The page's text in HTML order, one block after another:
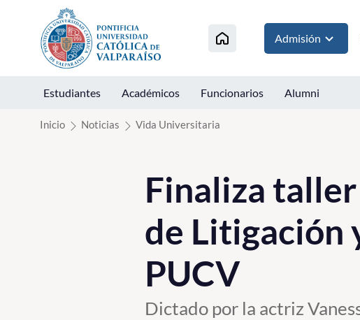
Click acá para ir directamente al contenido
Admisión
Estudiantes Académicos Funcionarios Alumni
Inicio Noticias Vida Universitaria
Finaliza
de Litigación
PUCV
Dictado por la actriz